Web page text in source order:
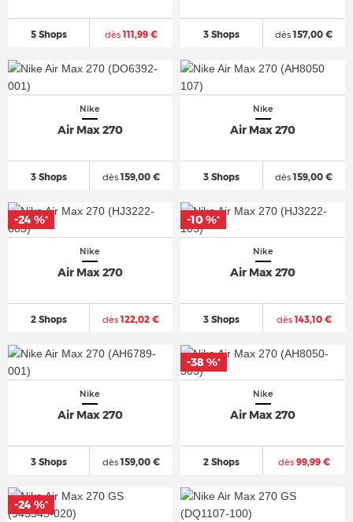
5 Shops dès111,99 € 3 Shops dès157,00 €
Nike
Air Max 270
3 Shops dès159,00 €
Nike
Air Max 270
3 Shops dès159,00 €
Nike
Air Max 270
2 Shops dès122,02 €
-24 %*
Nike
Air Max 270
3 Shops dès143,10 €
-10 %*
Nike
Air Max 270
3 Shops dès159,00 €
Nike
Air Max 270
2 Shops dès99,99 €
-38 %*
-24 %*